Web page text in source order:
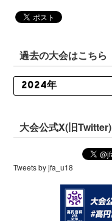
過去の大会はこちら
大会公式X(旧Twitter)
Tweets by jfa_u18